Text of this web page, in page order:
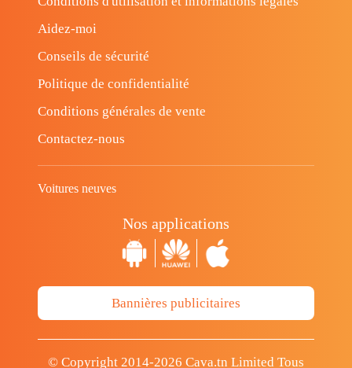
Aidez-moi
Conseils de sécurité
Politique de confidentialité
Conditions générales de vente
Contactez-nous
Voitures neuves
Nos applications
Bannières publicitaires
© Copyright 2014-2026 Cava.tn Limited Tous